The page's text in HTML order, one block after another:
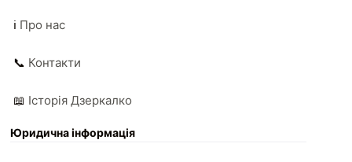
ℹ️ Про нас
📞 Контакти
📖 Історія Дзеркалко
Юридична інформація